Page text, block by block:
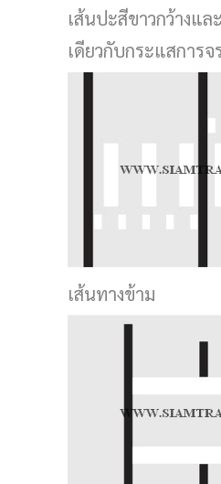
เส้นปะสีขาวกว้างแ
เดียวกับกระแสการ
เส้นทางข้าม